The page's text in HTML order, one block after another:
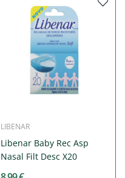
LIBENAR
Libenar Baby Rec Asp
Nasal Filt Desc X20